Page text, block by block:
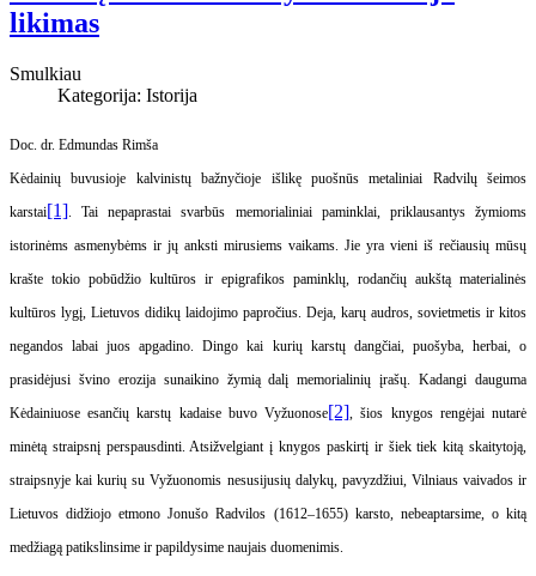
likimas
Smulkiau
Kategorija: Istorija
Doc. dr. Edmundas Rimša
Kėdainių buvusioje kalvinistų bažnyčioje išlikę puošnūs metaliniai Radvilų šeimos
karstai[1]. Tai nepaprastai svarbūs memorialiniai paminklai, priklausantys žymioms
istorinėms asmenybėms ir jų anksti mirusiems vaikams. Jie yra vieni iš rečiausių mūsų
krašte tokio pobū­džio kultūros ir epigrafikos paminklų, rodančių aukštą materialinės
kultūros lygį, Lietuvos didikų laidojimo papročius. Deja, karų audros, sovietmetis ir kitos
negandos labai juos apgadino. Dingo kai kurių karstų dangčiai, puošyba, herbai, o
prasidėjusi švino erozija sunaikino žymią dalį memorialinių įrašų. Kadangi dauguma
Kėdainiuose esančių karstų kadaise buvo Vyžuonose[2], šios knygos rengėjai nutarė
minėtą straipsnį perspausdinti. Atsižvelgiant į knygos paskirtį ir šiek tiek kitą skaitytoją,
straipsnyje kai kurių su Vyžuonomis nesusijusių dalykų, pavyzdžiui, Vilniaus vaivados ir
Lietuvos didžiojo etmono Jonušo Radvilos (1612–1655) karsto, nebeaptarsime, o kitą
medžiagą patikslinsime ir papildysime naujais duomenimis.